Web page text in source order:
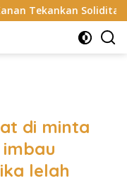
Disiplin, hingga
di minta
lelah